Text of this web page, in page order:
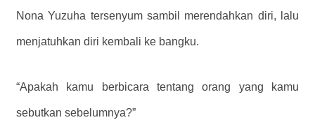
Nona Yuzuha tersenyum sambil merendahkan diri, lalu
menjatuhkan diri kembali ke bangku.
“Apakah kamu berbicara tentang orang yang kamu
sebutkan sebelumnya?”